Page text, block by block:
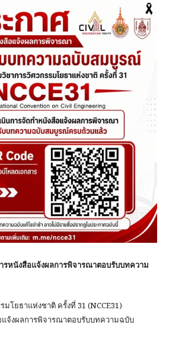
รหนังสือแจ้งผลการพิจารณาตอบรับบทความ
มโยธาแห่งชาติ ครั้งที่ 31 (NCCE31)
จ้งผลการพิจารณาตอบรับบทความฉบับ